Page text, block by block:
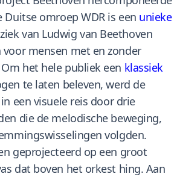
omroep WDR is een unieke
van Ludwig van Beethoven
mensen met en zonder
het hele publiek een klassiek
te laten beleven, werd de
een visuele reis door drie
die de melodische beweging,
volgden.
geprojecteerd op een groot
dat boven het orkest hing. Aan